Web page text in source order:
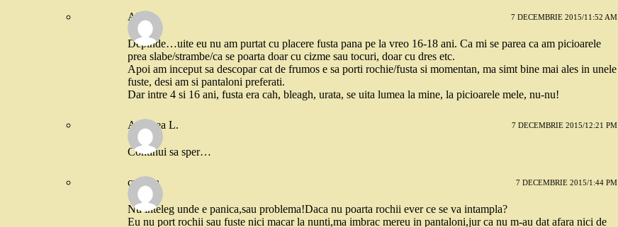
Alina 7 DECEMBRIE 2015/11:52 AM
Depinde…uite eu nu am purtat cu placere fusta pana pe la vreo 16-18 ani. Ca mi se parea ca am picioarele
prea slabe/strambe/ca se poarta doar cu cizme sau tocuri, doar cu dres etc.
Apoi am inceput sa descopar cat de frumos e sa porti rochie/fusta si momentan, ma simt bine mai ales in unele
fuste, desi am si pantaloni preferati.
Dar intre 4 si 16 ani, fusta era cah, bleagh, urata, se uita lumea la mine, la picioarele mele, nu-nu!
Andreea L. 7 DECEMBRIE 2015/12:21 PM
Continui sa sper…
cristina 7 DECEMBRIE 2015/1:44 PM
Nu inteleg unde e panica,sau problema!Daca nu poarta rochii ever ce se va intampla?
Eu nu port rochii sau fuste nici macar la nunti,ma imbrac mereu in pantaloni,jur ca nu m-au dat afara nici de